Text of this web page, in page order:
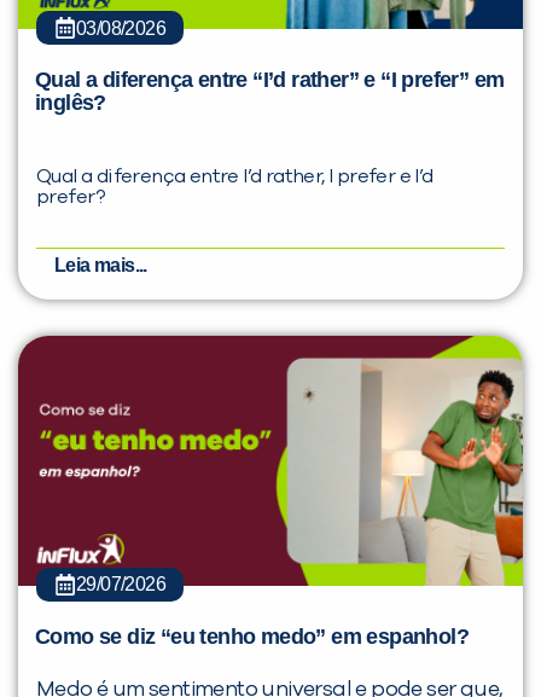
03/08/2026
Qual a diferença entre “I’d rather” e “I prefer” em
inglês?
Qual a diferença entre I’d rather, I prefer e I’d
prefer?
Leia mais...
29/07/2026
Como se diz “eu tenho medo” em espanhol?
Medo é um sentimento universal e pode ser que,